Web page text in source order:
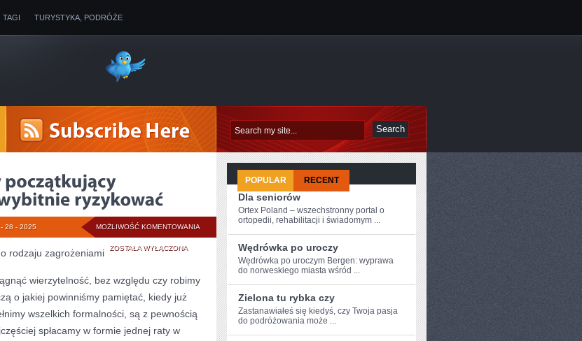
TAGI TURYSTYKA, PODRÓŻE
MOŻLIWOŚĆ KOMENTOWANIA
SZEREGU
PRZYPADKÓW
POCZĄTKUJĄCY
INWESTORZY
ZOSTAŁA WYŁĄCZONA
28 - 2025
rodzaju zagrożeniami
wierzytelność, bez względu czy robimy
o jakiej powinniśmy pamiętać, kiedy już
wszelkich formalności, są z pewnością
spłacamy w formie jednej raty w
POPULAR RECENT
Dla seniorów
Ortex Poland – wszechstronny portal o
ortopedii, rehabilitacji i świadomym ...
Wędrówka po uroczy
Wędrówka⁤ po ‍uroczym Bergen: ⁣wyprawa
do⁢ norweskiego miasta wśród ...
Zielona tu rybka czy
Zastanawiałeś się kiedyś, czy Twoja⁢ pasja⁤
do podróżowania ‌może ...